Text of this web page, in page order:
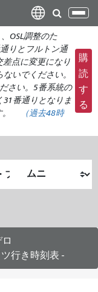
ナ
ゲ
ー
シ
ョ
ン
切
替
え
OSL調整のた
りとフルトン通
差点に変更になり
いでください。
さい。5番系統の
番通りとなりま
（過去48時
購
読
す
る
行き時刻表 -